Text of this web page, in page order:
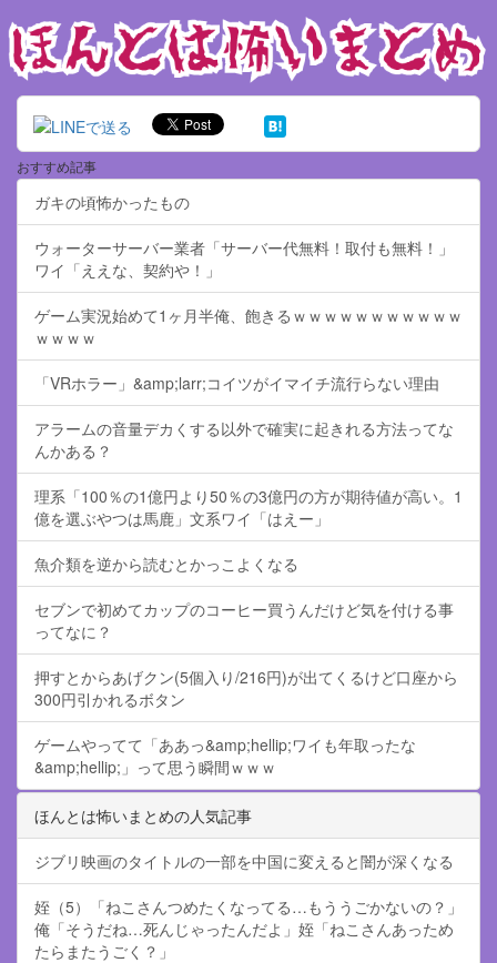
おすすめ記事
ガキの頃怖かったもの
ウォーターサーバー業者「サーバー代無料！取付も無料！」
ワイ「ええな、契約や！」
ゲーム実況始めて1ヶ月半俺、飽きるｗｗｗｗｗｗｗｗｗｗｗ
ｗｗｗｗ
「VRホラー」&amp;larr;コイツがイマイチ流行らない理由
アラームの音量デカくする以外で確実に起きれる方法ってな
んかある？
理系「100％の1億円より50％の3億円の方が期待値が高い。1
億を選ぶやつは馬鹿」文系ワイ「はえー」
魚介類を逆から読むとかっこよくなる
セブンで初めてカップのコーヒー買うんだけど気を付ける事
ってなに？
押すとからあげクン(5個入り/216円)が出てくるけど口座から
300円引かれるボタン
ゲームやってて「ああっ&amp;hellip;ワイも年取ったな
&amp;hellip;」って思う瞬間ｗｗｗ
ほんとは怖いまとめの人気記事
ジブリ映画のタイトルの一部を中国に変えると闇が深くなる
姪（5）「ねこさんつめたくなってる…もううごかないの？」
俺「そうだね…死んじゃったんだよ」姪「ねこさんあっため
たらまたうごく？」